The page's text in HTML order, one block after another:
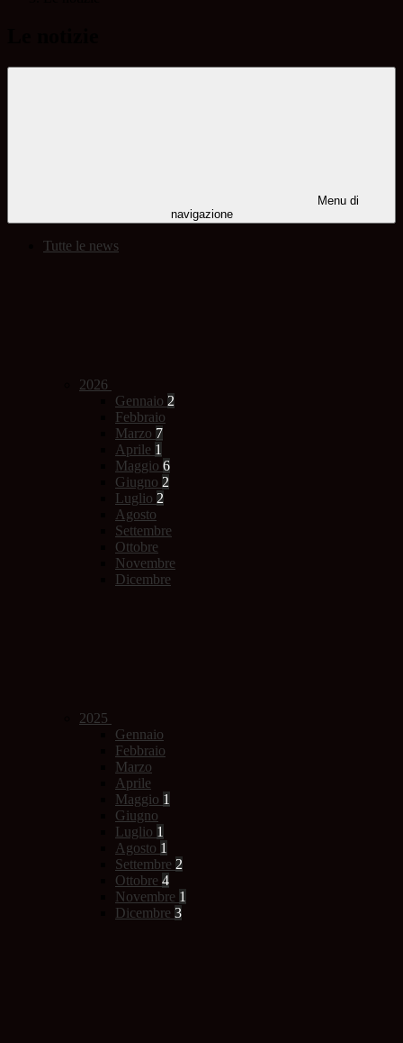
Menu di
navigazione
Tutte le news
2026
Gennaio 2
Febbraio
Marzo 7
Aprile 1
Maggio 6
Giugno 2
Luglio 2
Agosto
Settembre
Ottobre
Novembre
Dicembre
2025
Gennaio
Febbraio
Marzo
Aprile
Maggio 1
Giugno
Luglio 1
Agosto 1
Settembre 2
Ottobre 4
Novembre 1
Dicembre 3